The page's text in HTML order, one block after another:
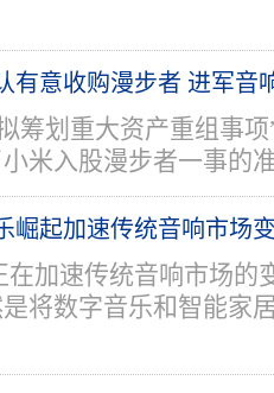
有意收购漫步者 进军音
筹划重大资产重组事
米入股漫步者一事的
崛起加速传统音响市场
在加速传统音响市场的
将数字音乐和智能家